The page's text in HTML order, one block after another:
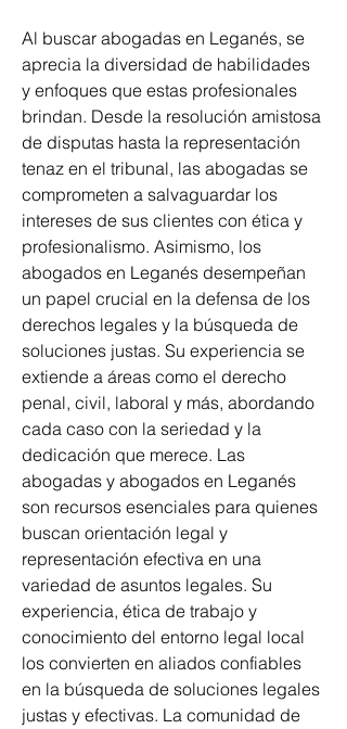
Al buscar abogadas en Leganés, se
aprecia la diversidad de habilidades
y enfoques que estas profesionales
brindan. Desde la resolución amistosa
de disputas hasta la representación
tenaz en el tribunal, las abogadas se
comprometen a salvaguardar los
intereses de sus clientes con ética y
profesionalismo. Asimismo, los
abogados en Leganés desempeñan
un papel crucial en la defensa de los
derechos legales y la búsqueda de
soluciones justas. Su experiencia se
extiende a áreas como el derecho
penal, civil, laboral y más, abordando
cada caso con la seriedad y la
dedicación que merece. Las
abogadas y abogados en Leganés
son recursos esenciales para quienes
buscan orientación legal y
representación efectiva en una
variedad de asuntos legales. Su
experiencia, ética de trabajo y
conocimiento del entorno legal local
los convierten en aliados confiables
en la búsqueda de soluciones legales
justas y efectivas. La comunidad de